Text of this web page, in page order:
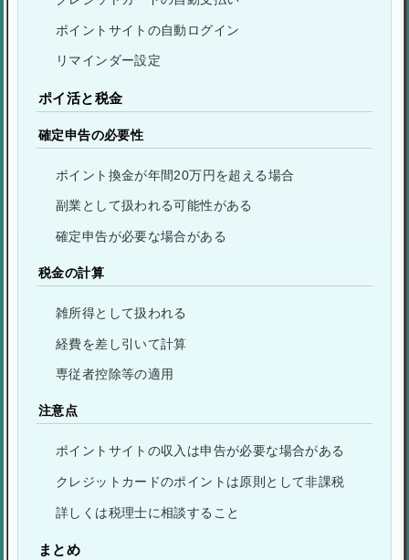
ポイントサイトの自動ログイン
リマインダー設定
ポイ活と税金
確定申告の必要性
ポイント換金が年間20万円を超える場合
副業として扱われる可能性がある
確定申告が必要な場合がある
税金の計算
雑所得として扱われる
経費を差し引いて計算
専従者控除等の適用
注意点
ポイントサイトの収入は申告が必要な場合がある
クレジットカードのポイントは原則として非課税
詳しくは税理士に相談すること
まとめ